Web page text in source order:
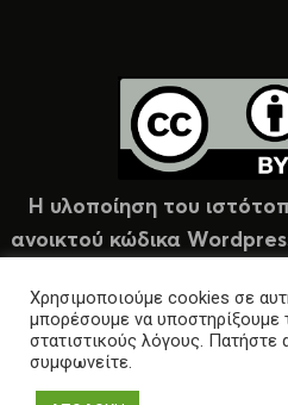
Η υλοποίηση του
ανοικτού κώδικα
Χρησιμοποιούμε cookies σε
μπορέσουμε να υποστηρίξουμε
στατιστικούς λόγους.
συμφωνείτε.